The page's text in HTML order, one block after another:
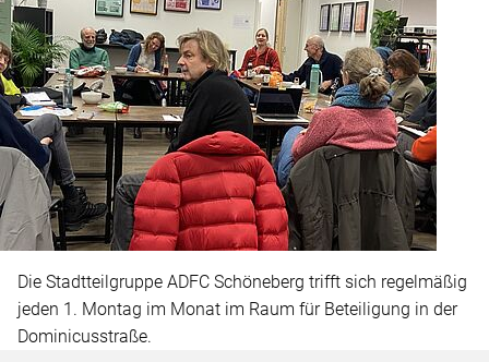
Die Stadtteilgruppe ADFC Schöneberg trifft sich regelmäßig
jeden 1. Montag im Monat im Raum für Beteiligung in der
Dominicusstraße.